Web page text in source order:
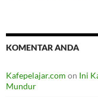
KOMENTAR ANDA
Kafepelajar.com on Ini
Mundur